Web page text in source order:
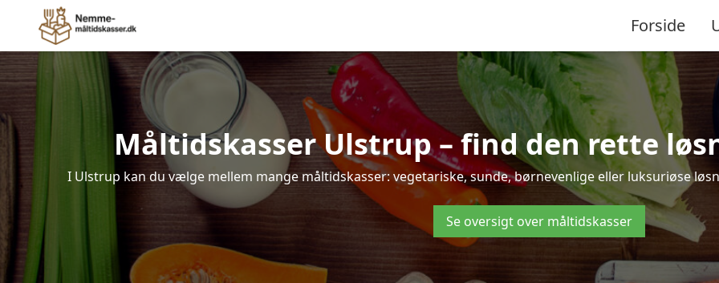
Forside
Måltidskasser Ulstrup – find den rette
I Ulstrup kan du vælge mellem mange måltidskasser: vegetariske, sunde, børnevenlige eller luksuriøse
Se oversigt over måltidskasser